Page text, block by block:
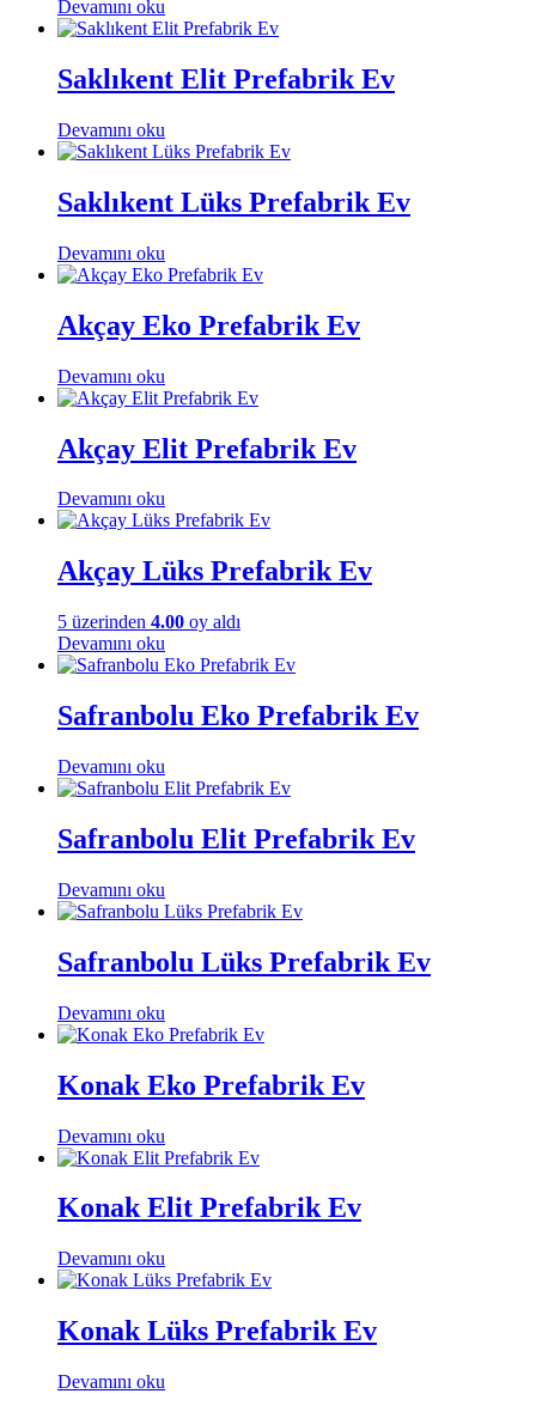
Devamını oku
Saklıkent Elit Prefabrik Ev
Devamını oku
Saklıkent Lüks Prefabrik Ev
Devamını oku
Akçay Eko Prefabrik Ev
Devamını oku
Akçay Elit Prefabrik Ev
Devamını oku
Akçay Lüks Prefabrik Ev
5 üzerinden 4.00 oy aldı
Devamını oku
Safranbolu Eko Prefabrik Ev
Devamını oku
Safranbolu Elit Prefabrik Ev
Devamını oku
Safranbolu Lüks Prefabrik Ev
Devamını oku
Konak Eko Prefabrik Ev
Devamını oku
Konak Elit Prefabrik Ev
Devamını oku
Konak Lüks Prefabrik Ev
Devamını oku